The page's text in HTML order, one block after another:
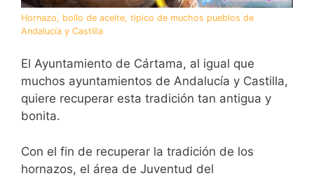
Hornazo, bollo de aceite, tipico de muchos pueblos de
Andalucía y Castilla
El Ayuntamiento de Cártama, al igual que
muchos ayuntamientos de Andalucía y Castilla,
quiere recuperar esta tradición tan antigua y
bonita.
Con el fin de recuperar la tradición de los
hornazos, el área de Juventud del